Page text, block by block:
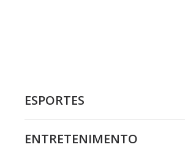
ESPORTES
ENTRETENIMENTO